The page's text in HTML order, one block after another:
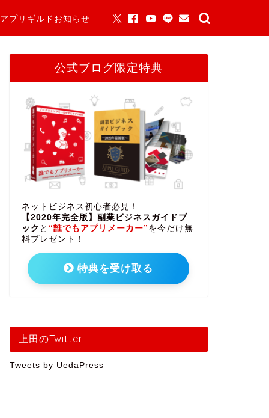
アプリギルドお知らせ
公式ブログ限定特典
ネットビジネス初心者必見！
【2020年完全版】副業ビジネスガイドブ
ック と “誰でもアプリメーカー” を今だけ無
料プレゼント！
特典を受け取る
上田のTwitter
Tweets by UedaPress